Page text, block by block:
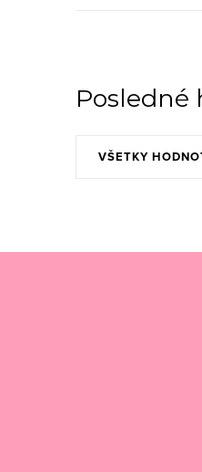
Posledné
VŠETKY